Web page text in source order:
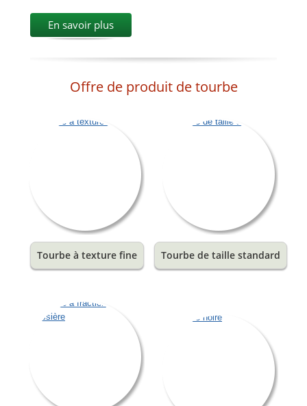
En savoir plus
Offre de produit de tourbe
Tourbe à texture fine Tourbe de taille standard